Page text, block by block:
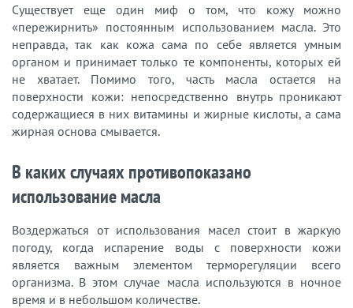
Существует еще один миф о том, что кожу можно
«пережирнить» постоянным использованием масла. Это
неправда, так как кожа сама по себе является умным
органом и принимает только те компоненты, которых ей
не хватает. Помимо того, часть масла остается на
поверхности кожи: непосредственно внутрь проникают
содержащиеся в них витамины и жирные кислоты, а сама
жирная основа смывается.
В каких случаях противопоказано
использование масла
Воздержаться от использования масел стоит в жаркую
погоду, когда испарение воды с поверхности кожи
является важным элементом терморегуляции всего
организма. В этом случае масла используются в ночное
время и в небольшом количестве.